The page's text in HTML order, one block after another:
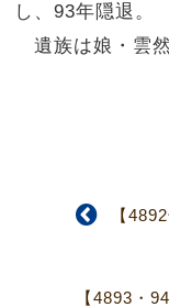
し、93年隠退。
遺族は娘・雲然